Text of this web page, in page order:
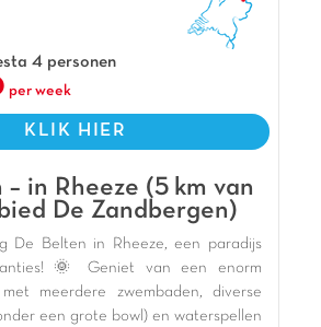
4 personen
per week
KLIK HIER
– in Rheeze (5 km van
De Zandbergen)
De Belten in Rheeze, een paradijs
🌞 Geniet van een enorm
meerdere zwembaden, diverse
een grote bowl) en waterspellen